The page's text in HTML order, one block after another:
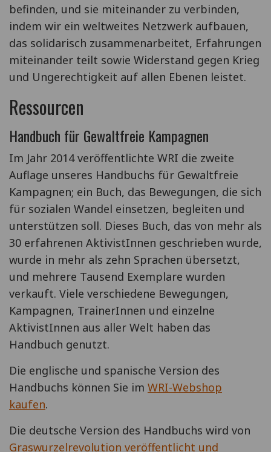
befinden, und sie miteinander zu verbinden,
indem wir ein weltweites Netzwerk aufbauen,
das solidarisch zusammenarbeitet, Erfahrungen
miteinander teilt sowie Widerstand gegen Krieg
und Ungerechtigkeit auf allen Ebenen leistet.
Ressourcen
Handbuch für Gewaltfreie Kampagnen
Im Jahr 2014 veröffentlichte WRI die zweite
Auflage unseres Handbuchs für Gewaltfreie
Kampagnen; ein Buch, das Bewegungen, die sich
für sozialen Wandel einsetzen, begleiten und
unterstützen soll. Dieses Buch, das von mehr als
30 erfahrenen AktivistInnen geschrieben wurde,
wurde in mehr als zehn Sprachen übersetzt,
und mehrere Tausend Exemplare wurden
verkauft. Viele verschiedene Bewegungen,
Kampagnen, TrainerInnen und einzelne
AktivistInnen aus aller Welt haben das
Handbuch genutzt.
Die englische und spanische Version des
Handbuchs können Sie im WRI-Webshop
kaufen.
Die deutsche Version des Handbuchs wird von
Graswurzelrevolution veröffentlicht und